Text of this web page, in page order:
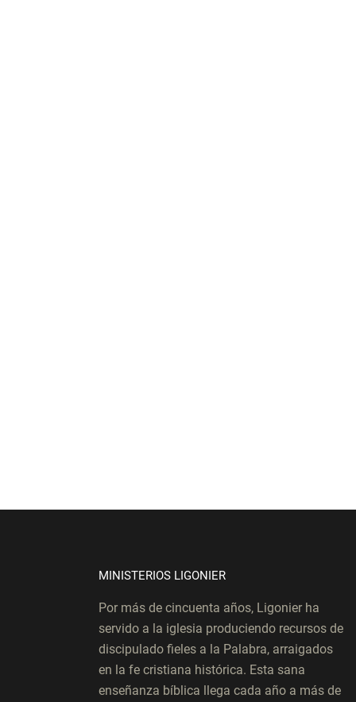
MINISTERIOS LIGONIER
Por más de cincuenta años, Ligonier ha
servido a la iglesia produciendo recursos de
discipulado fieles a la Palabra, arraigados
en la fe cristiana histórica. Esta sana
enseñanza bíblica llega cada año a más de